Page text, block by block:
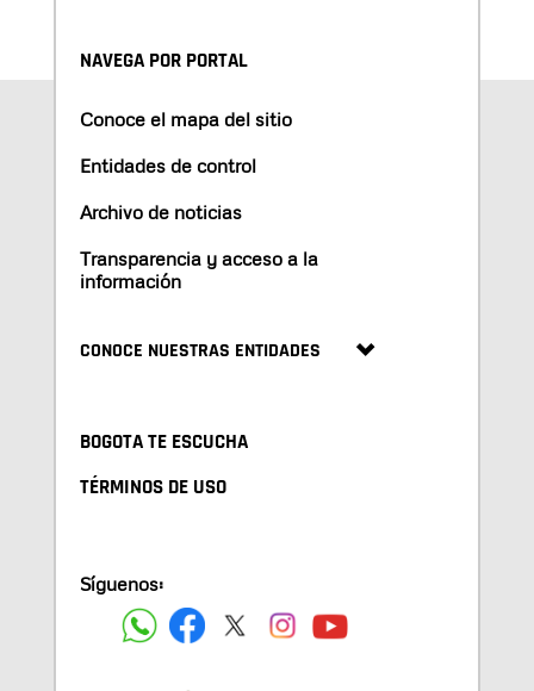
NAVEGA POR PORTAL
Conoce el mapa del sitio
Entidades de control
Archivo de noticias
Transparencia y acceso a la
información
CONOCE NUESTRAS ENTIDADES
BOGOTA TE ESCUCHA
TÉRMINOS DE USO
Síguenos: